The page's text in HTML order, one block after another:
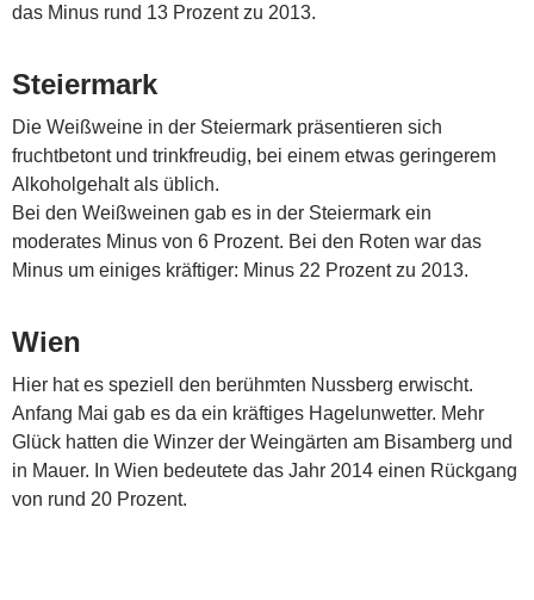
das Minus rund 13 Prozent zu 2013.
Steiermark
Die Weißweine in der Steiermark präsentieren sich
fruchtbetont und trinkfreudig, bei einem etwas geringerem
Alkoholgehalt als üblich.
Bei den Weißweinen gab es in der Steiermark ein
moderates Minus von 6 Prozent. Bei den Roten war das
Minus um einiges kräftiger: Minus 22 Prozent zu 2013.
Wien
Hier hat es speziell den berühmten Nussberg erwischt.
Anfang Mai gab es da ein kräftiges Hagelunwetter. Mehr
Glück hatten die Winzer der Weingärten am Bisamberg und
in Mauer. In Wien bedeutete das Jahr 2014 einen Rückgang
von rund 20 Prozent.